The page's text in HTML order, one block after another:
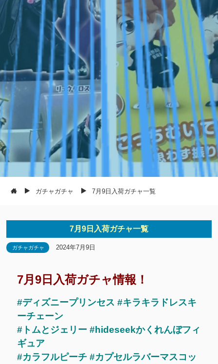
ガチャガチャ 7月9日入荷ガチャ一覧
7月9日入荷ガチャ一覧
ガチャガチャ 2024年7月9日
7月9日入荷ガチャ情報！
#ディズニープリンセス #キラキラドレスキ
ーチェーン
#トムとジェリー #hideseekかくれんぼフィ
ギュア
#カラフルピーチ #カプセルラバーマスコッ